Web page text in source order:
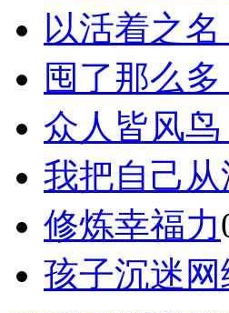
以活着之
囤了那么
众人皆风
我把自己
修炼幸福力
孩子沉迷